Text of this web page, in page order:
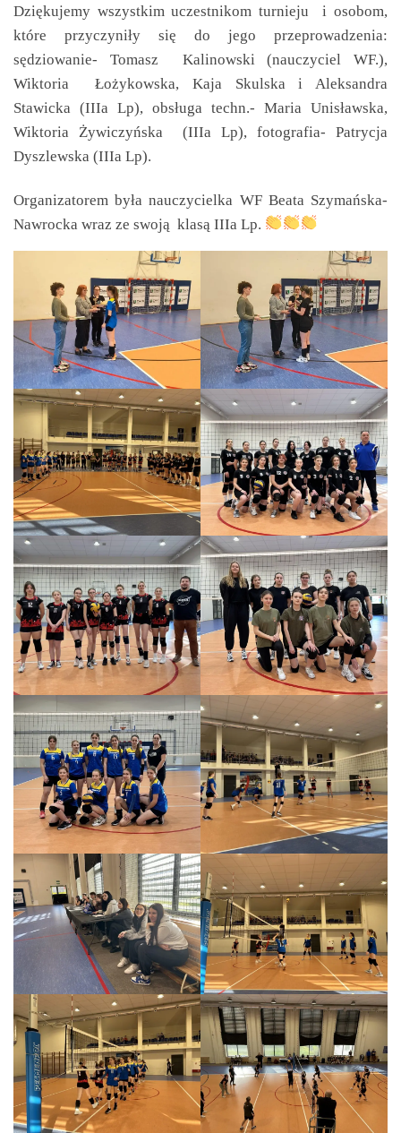
Dziękujemy wszystkim uczestnikom turnieju i osobom,
które przyczyniły się do jego przeprowadzenia:
sędziowanie- Tomasz Kalinowski (nauczyciel WF.),
Wiktoria Łożykowska, Kaja Skulska i Aleksandra
Stawicka (IIIa Lp), obsługa techn.- Maria Unisławska,
Wiktoria Żywiczyńska (IIIa Lp), fotografia- Patrycja
Dyszlewska (IIIa Lp).
Organizatorem była nauczycielka WF Beata Szymańska-
Nawrocka wraz ze swoją klasą IIIa Lp.